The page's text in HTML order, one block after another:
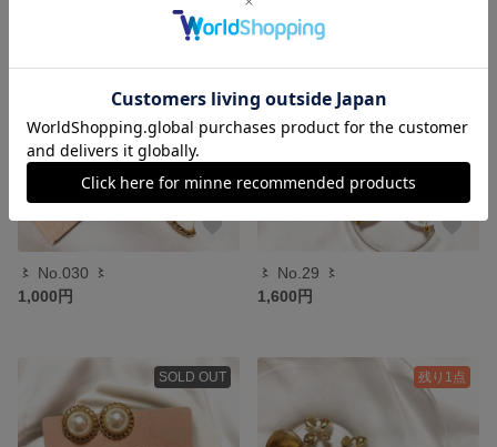
〻 No.030 〻
1,000円
〻 No.29 〻
1,600円
SOLD OUT 残り1点